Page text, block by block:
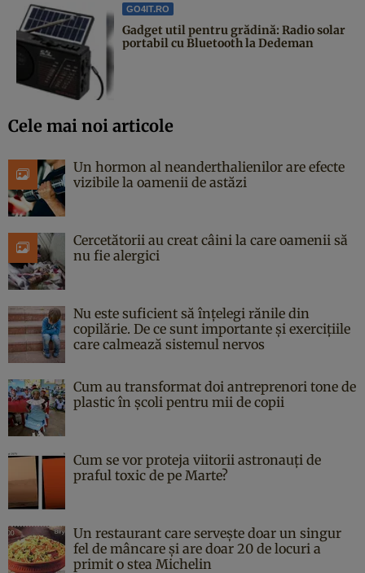
GO4IT.RO
Gadget util pentru grădină: Radio solar
portabil cu Bluetooth la Dedeman
Cele mai noi articole
Un hormon al neanderthalienilor are efecte
vizibile la oamenii de astăzi
Cercetătorii au creat câini la care oamenii să
nu fie alergici
Nu este suficient să înțelegi rănile din
copilărie. De ce sunt importante și exercițiile
care calmează sistemul nervos
Cum au transformat doi antreprenori tone de
plastic în școli pentru mii de copii
Cum se vor proteja viitorii astronauți de
praful toxic de pe Marte?
Un restaurant care servește doar un singur
fel de mâncare și are doar 20 de locuri a
primit o stea Michelin